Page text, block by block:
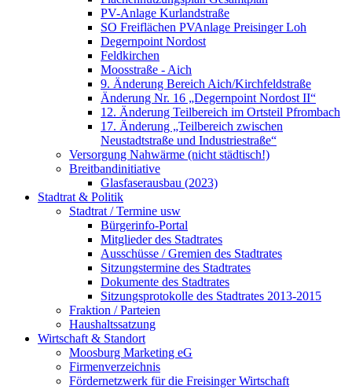
PV-Anlage Kurlandstraße
SO Freiflächen PV­Anlage Preisinger Loh
Degernpoint Nordost
Feldkirchen
Moosstraße - Aich
9. Änderung Bereich Aich/Kirchfeldstraße
Änderung Nr. 16 „Degernpoint Nordost II“
12. Änderung Teilbereich im Ortsteil Pfrombach
17. Änderung „Teilbereich zwischen
Neustadtstraße und Industriestraße“
Versorgung Nahwärme (nicht städtisch!)
Breitbandinitiative
Glasfaserausbau (2023)
Stadtrat & Politik
Stadtrat / Termine usw
Bürgerinfo-Portal
Mitglieder des Stadtrates
Ausschüsse / Gremien des Stadtrates
Sitzungstermine des Stadtrates
Dokumente des Stadtrates
Sitzungsprotokolle des Stadtrates 2013-2015
Fraktion / Parteien
Haushaltssatzung
Wirtschaft & Standort
Moosburg Marketing eG
Firmenverzeichnis
Fördernetzwerk für die Freisinger Wirtschaft